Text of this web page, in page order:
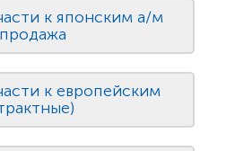
к японским а/м
к европейским